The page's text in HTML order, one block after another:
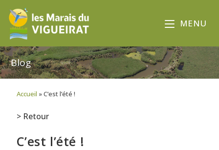
MENU
Blog
Accueil »C’est l’été !
> Retour
C’est l’été !